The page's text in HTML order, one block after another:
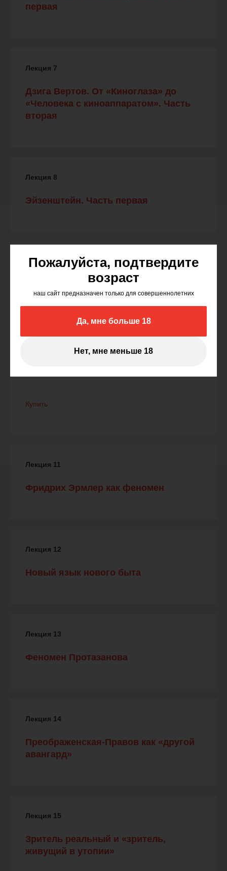
Пожалуйста, подтвердите
возраст
наш сайт предназначен только для совершеннолетних
Да, мне больше 18
Нет, мне меньше 18
первая
Лекция 7
Дзига Вертов. От «Киноглаза» до
«Человека с киноаппаратом». Часть
вторая
Лекция 8
Эйзенштейн. Часть первая
Лекция 9
Эйзенштейн. Часть вторая
Купить
Лекция 11
Фридрих Эрмлер как феномен
Лекция 12
Новый язык нового быта
Лекция 13
Феномен Протазанова
Лекция 14
Преображенская-Правов как «другой
авангард»
Лекция 15
Зритель реальный и «зритель,
живущий в утопии»